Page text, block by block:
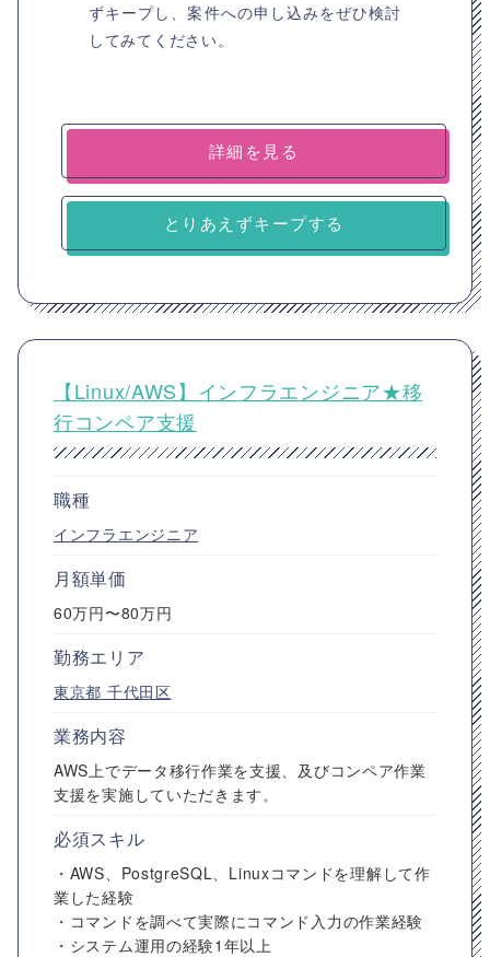
ずキープし、案件への申し込みをぜひ検討
してみてください。
詳細を見る
とりあえずキープする
【Linux/AWS】インフラエンジニア★移
行コンペア支援
職種
インフラエンジニア
月額単価
60万円〜80万円
勤務エリア
東京都 千代田区
業務内容
AWS上でデータ移行作業を支援、及びコンペア作業
支援を実施していただきます。
必須スキル
・AWS、PostgreSQL、Linuxコマンドを理解して作
業した経験
・コマンドを調べて実際にコマンド入力の作業経験
・システム運用の経験1年以上